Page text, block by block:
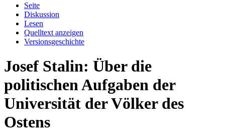
Seite
Diskussion
Lesen
Quelltext anzeigen
Versionsgeschichte
Josef Stalin: Über die
politischen Aufgaben der
Universität der Völker des
Ostens